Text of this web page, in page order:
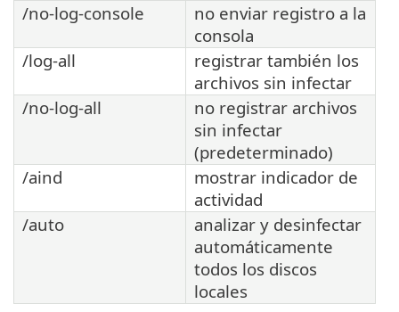
/no-log-console
no enviar registro a la
consola
/log-all
registrar también los
archivos sin infectar
/no-log-all
no registrar archivos
sin infectar
(predeterminado)
/aind
mostrar indicador de
actividad
/auto
analizar y desinfectar
automáticamente
todos los discos
locales